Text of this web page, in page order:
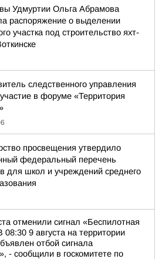
Удмуртии Ольга Абрамова
распоряжение о выделении
участка под строительство яхт-
следственного управления
в форуме «Территория
просвещения утвердило
федеральный перечень
для школ и учреждений среднего
отменили сигнал «Беспилотная
9 августа на территории
отбой сигнала
- сообщили в госкомитете по